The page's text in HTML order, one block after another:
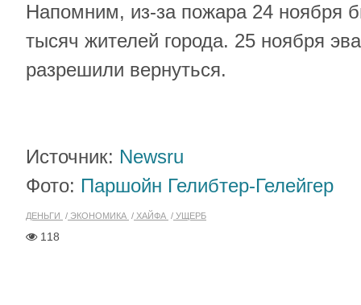
Напомним, из-за пожара 24 ноября
тысяч жителей города. 25 ноября
разрешили вернуться.
Источник: Newsru
Фото: Паршойн Гелибтер-Гелейгер
ДЕНЬГИ ЭКОНОМИКА ХАЙФА УЩЕРБ
118